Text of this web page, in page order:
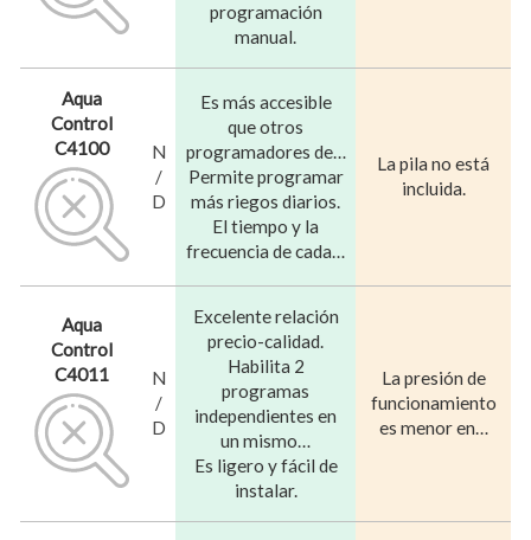
programación
manual.
Aqua
Control
C4100
N
/
D
Es más accesible
que otros
programadores de…
Permite programar
más riegos diarios.
El tiempo y la
frecuencia de cada…
La pila no está
incluida.
Aqua
Control
C4011
N
/
D
Excelente relación
precio-calidad.
Habilita 2
programas
independientes en
un mismo…
Es ligero y fácil de
instalar.
La presión de
funcionamiento
es menor en…